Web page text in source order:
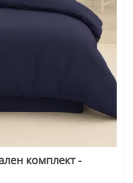
комплект -